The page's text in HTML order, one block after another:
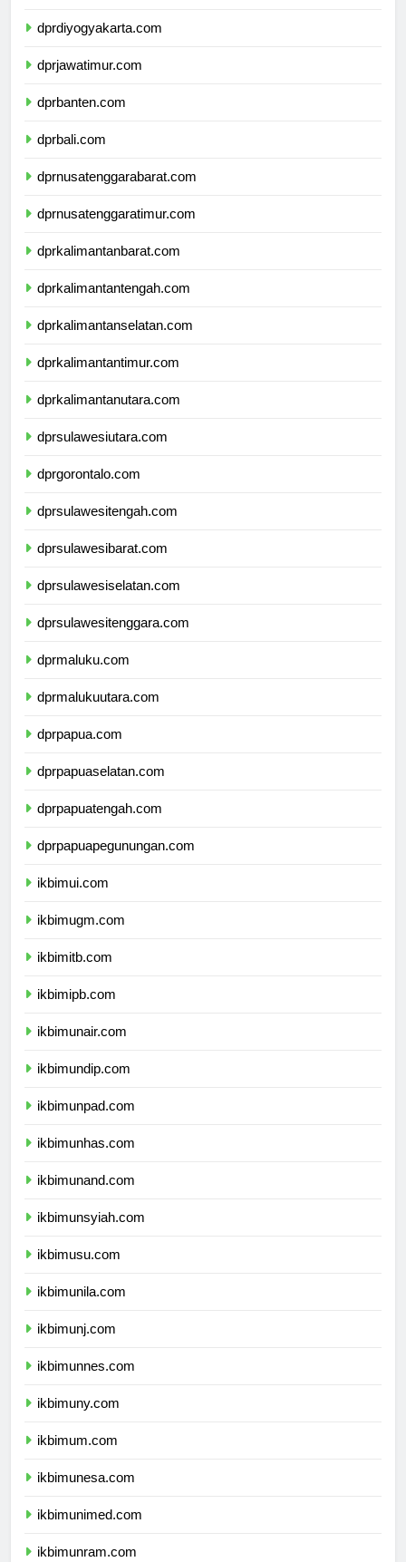
dprdiyogyakarta.com
dprjawatimur.com
dprbanten.com
dprbali.com
dprnusatenggarabarat.com
dprnusatenggaratimur.com
dprkalimantanbarat.com
dprkalimantantengah.com
dprkalimantanselatan.com
dprkalimantantimur.com
dprkalimantanutara.com
dprsulawesiutara.com
dprgorontalo.com
dprsulawesitengah.com
dprsulawesibarat.com
dprsulawesiselatan.com
dprsulawesitenggara.com
dprmaluku.com
dprmalukuutara.com
dprpapua.com
dprpapuaselatan.com
dprpapuatengah.com
dprpapuapegunungan.com
ikbimui.com
ikbimugm.com
ikbimitb.com
ikbimipb.com
ikbimunair.com
ikbimundip.com
ikbimunpad.com
ikbimunhas.com
ikbimunand.com
ikbimunsyiah.com
ikbimusu.com
ikbimunila.com
ikbimunj.com
ikbimunnes.com
ikbimuny.com
ikbimum.com
ikbimunesa.com
ikbimunimed.com
ikbimunram.com